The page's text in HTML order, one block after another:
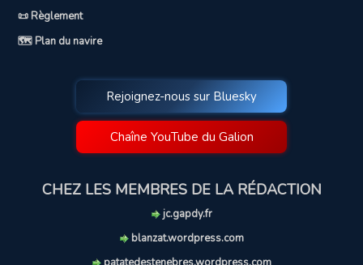
📜 Règlement
🗺️ Plan du navire
Rejoignez-nous sur Bluesky
Chaîne YouTube du Galion
CHEZ LES MEMBRES DE LA RÉDACTION
jc.gapdy.fr
blanzat.wordpress.com